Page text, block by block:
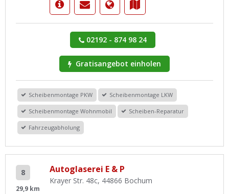
02192 - 874 98 24
Gratisangebot einholen
Scheibenmontage PKW Scheibenmontage LKW
Scheibenmontage Wohnmobil Scheiben-Reparatur
Fahrzeugabholung
8
29,9 km
Autoglaserei E & P
Krayer Str. 48c, 44866 Bochum